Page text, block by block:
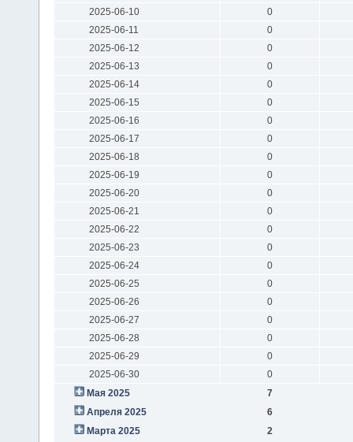
2025-06-10
0
2025-06-11
0
2025-06-12
0
2025-06-13
0
2025-06-14
0
2025-06-15
0
2025-06-16
0
2025-06-17
0
2025-06-18
0
2025-06-19
0
2025-06-20
0
2025-06-21
0
2025-06-22
0
2025-06-23
0
2025-06-24
0
2025-06-25
0
2025-06-26
0
2025-06-27
0
2025-06-28
0
2025-06-29
0
2025-06-30
0
Мая 2025
7
Апреля 2025
6
Марта 2025
2